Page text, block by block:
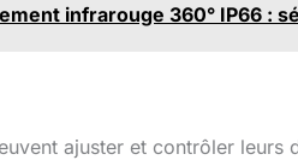
infrarouge 360° IP66 :
ajuster et contrôler leurs